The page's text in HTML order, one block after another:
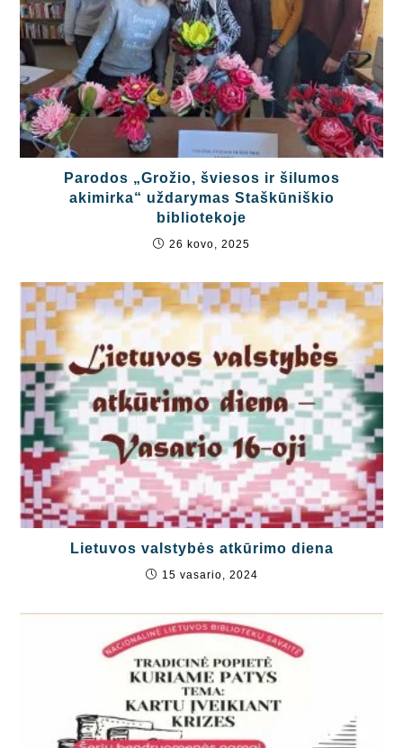
Parodos „Grožio, šviesos ir šilumos
akimirka“ uždarymas Staškūniškio
bibliotekoje
26 kovo, 2025
Lietuvos valstybės atkūrimo diena
15 vasario, 2024